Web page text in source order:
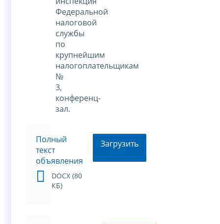
Федеральной
налоговой
службы
по
крупнейшим
налогоплательщикам
№
3,
конференц-
зал.
Полный
текст
объявления
DOCX (80
КБ)
Загрузить